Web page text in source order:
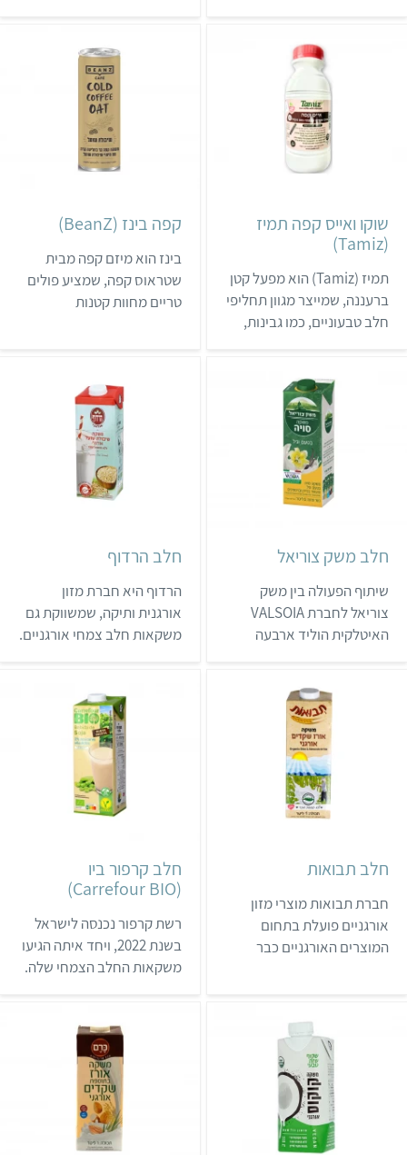
לדעת שלקרפור יש גם סדרה
אורגנית בשם ביו.
שוקו ואייס קפה תמיז
(Tamiz)
תמיז (Tamiz) הוא מפעל קטן
ברעננה, שמייצר מגוון תחליפי
חלב טבעוניים, כמו גבינות,
320 מ"ל. המוצרים
מתאפיינים ברשימת רכיבים
קצרה, ונמכרים בדרך כלל
בבתי טבע ובחנויות
המתמחות בטבעונות.
קפה בינז (BeanZ)
בינז הוא מיזם קפה מבית
שטראוס קפה, שמציע פולים
טריים מחוות קטנות
חלב משק צוריאל
שיתוף הפעולה בין משק
צוריאל לחברת VALSOIA
האיטלקית הוליד ארבעה
בסדרה פותחו בהתאמה
לטעם הישראלי, והם
מועשרים בסידן ובוויטמינים.
משקאות הסויה מיוצרים
מפולים מלאים, שלא עברו
הנדסה גנטית.
חלב הרדוף
הרדוף היא חברת מזון
אורגנית ותיקה, שמשווקת גם
משקאות חלב צמחי אורגניים.
רבים בלי גלוטן.
חלב תבואות
חברת תבואות מוצרי מזון
אורגניים פועלת בתחום
המוצרים האורגניים כבר
שיפודים. החברה נכנסה
לתחום החלבים הצמחיים
מאוחר יחסית, והשיקה בשנת
2024 סדרת משקאות חלב
צמחי שמיוצרים באיטליה. כל
ארבעת המשקאות בסדרה
חלב קרפור ביו
(Carrefour BIO)
רשת קרפור נכנסה לישראל
בשנת 2022, ויחד איתה הגיעו
משקאות החלב הצמחי שלה.
מחקלאות אורגנית.
המשקאות של קרפור ביו (ושל
סנסיישן, סדרת חלב צמחי
נוספת של הרשת) נמכרים
ברשתות יינות ביתן ומגה,
במחירים נוחים יחסית.